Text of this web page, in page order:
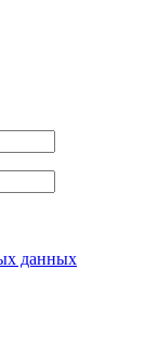
данных